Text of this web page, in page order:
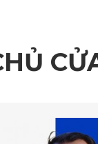
trải nghiệm